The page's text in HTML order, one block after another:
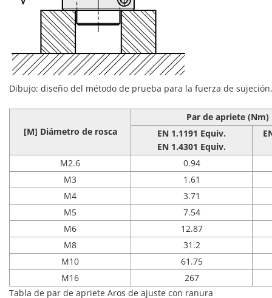
Dibujo: diseño del método de prueba para la fuerza de
[M] Diámetro de rosca
Par de apriete (Nm)
EN 1.1191 Equiv.
EN 1.4301 Equiv.
M2.6
0.94
M3
1.61
M4
3.71
M5
7.54
M6
12.87
M8
31.2
M10
61.75
M16
267
Tabla de par de apriete Aros de ajuste con ranura